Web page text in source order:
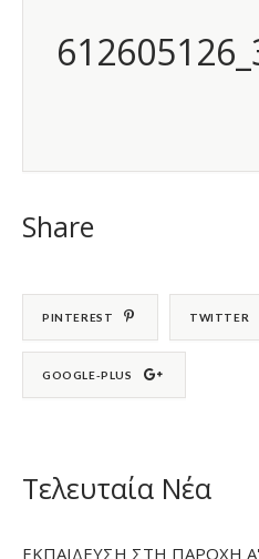
Share
PINTEREST TWITTER
GOOGLE-PLUS
Τελευταία Νέα
ΕΚΠΑΙΔΕΥΣΗ ΣΤΗ ΠΑΡΟΧΗ